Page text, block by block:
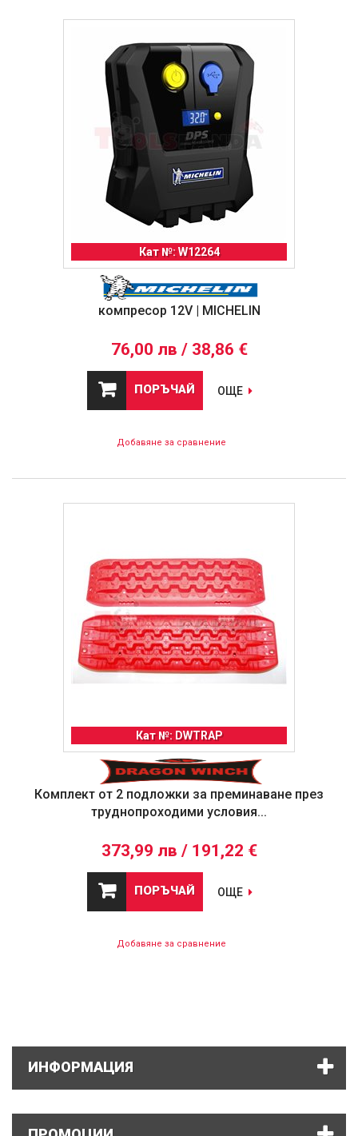
Кат №: W12264
компресор 12V | MICHELIN
76,00 лв / 38,86 €
ПОРЪЧАЙ ОЩЕ
Добавяне за сравнение
Кат №: DWTRAP
Комплект от 2 подложки за преминаване през
труднопроходими условия...
373,99 лв / 191,22 €
ПОРЪЧАЙ ОЩЕ
Добавяне за сравнение
ИНФОРМАЦИЯ